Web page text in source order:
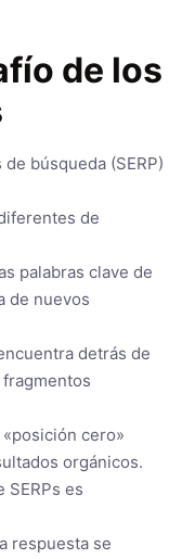
de los
búsqueda (SERP)
de
palabras clave de
de nuevos
detrás de
cero»
orgánicos.
SERPs es
respuesta se